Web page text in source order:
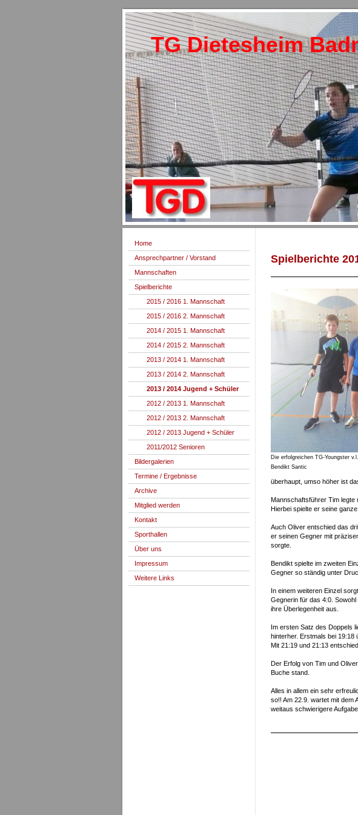
TG Dietesheim
Home
Ansprechpartner / Vorstand
Mannschaften
Spielberichte
2015 / 2016 1. Mannschaft
2015 / 2016 2. Mannschaft
2014 / 2015 1. Mannschaft
2014 / 2015 2. Mannschaft
2013 / 2014 1. Mannschaft
2013 / 2014 2. Mannschaft
2013 / 2014 Jugend + Schüler
2012 / 2013 1. Mannschaft
2012 / 2013 2. Mannschaft
2012 / 2013 Jugend + Schüler
2011/2012 Senioren
Bildergalerien
Termine / Ergebnisse
Archive
Mitglied werden
Kontakt
Sporthallen
Über uns
Impressum
Weitere Links
Spielberichte
Die erfolgreichen TG-Youngster
Bendikt Santic
überhaupt, umso höher ist
Mannschaftsführer Tim legte
Hierbei spielte er seine
Auch Oliver entschied das
er seinen Gegner mit
sorgte.
Bendikt spielte im zweiten
Gegner so ständig unter
In einem weiteren Einzel
Gegnerin für das 4:0.
ihre Überlegenheit aus.
Im ersten Satz des Doppels
hinterher. Erstmals bei 19:18
Mit 21:19 und 21:13
Der Erfolg von Tim und
Buche stand.
Alles in allem ein sehr
so!! Am 22.9. wartet mit dem
weitaus schwierigere Aufgabe.